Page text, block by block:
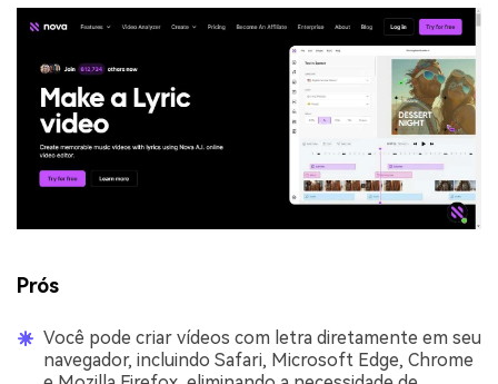
Prós
Você pode criar vídeos com letra diretamente em seu
navegador, incluindo Safari, Microsoft Edge, Chrome